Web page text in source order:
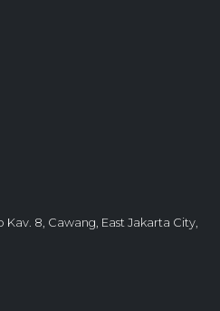
Kav. 8, Cawang, East Jakarta City,